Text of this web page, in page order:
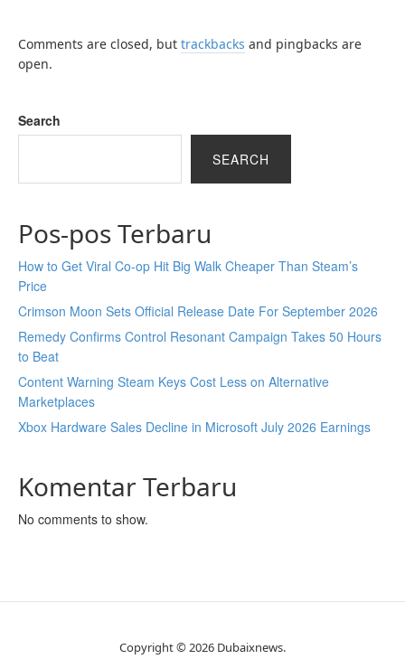
Comments are closed, but trackbacks and pingbacks are
open.
Search
SEARCH
Pos-pos Terbaru
How to Get Viral Co-op Hit Big Walk Cheaper Than Steam’s
Price
Crimson Moon Sets Official Release Date For September 2026
Remedy Confirms Control Resonant Campaign Takes 50 Hours
to Beat
Content Warning Steam Keys Cost Less on Alternative
Marketplaces
Xbox Hardware Sales Decline in Microsoft July 2026 Earnings
Komentar Terbaru
No comments to show.
Copyright © 2026 Dubaixnews.